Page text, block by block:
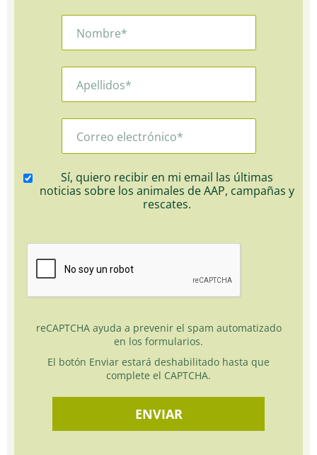
Sí, quiero recibir en mi email las últimas
noticias sobre los animales de AAP, campañas y
rescates.
reCAPTCHA ayuda a prevenir el spam automatizado
en los formularios.
El botón Enviar estará deshabilitado hasta que
complete el CAPTCHA.